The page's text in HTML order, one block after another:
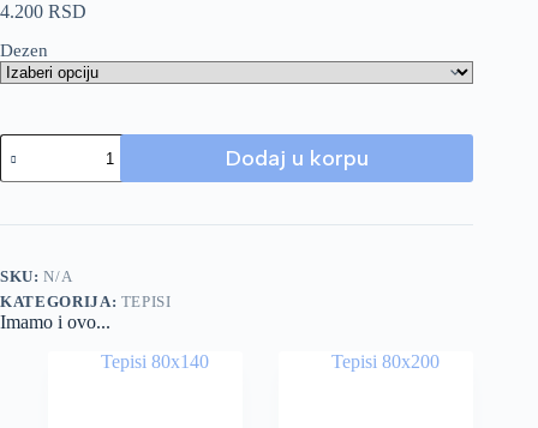
4.200 RSD
Dezen
Dodaj u korpu
SKU:N/A
KATEGORIJA: TEPISI
Imamo i ovo...